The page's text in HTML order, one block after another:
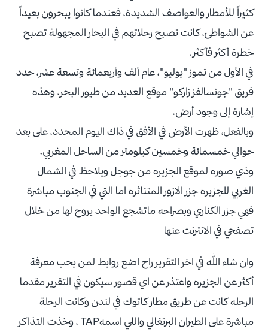
كثيراً للأمطار والعواصف الشديدة، فعندما كانوا يبحرون بعيداً
عن الشواطئ، كانت تصبح رحلاتهم في البحار المجهولة تصبح
خطرة أكثر فأكثر.
في الأول من تموز "يوليو"، عام ألف وأربعمائة وتسعة عشر، حدد
فريق "جونسالفز زاركو" موقع العديد من طيور البحر، وهذه
إشارة إلى وجود أرض.
وبالفعل، ظهرت الأرض في الأفق في ذاك اليوم المحدد، على بعد
حوالي خمسمائة وخمسين كيلومتر من الساحل المغربي.
وذي صوره لموقع الجزيره من جوجل ويلاحظ في الشمال
الغربي للجزيره جزر الازور المتناثره اما التي في الجنوب مباشرة
فهي جزر الكناري وبصراحه ماتشجع الواحد يروح لها من خلال
تصفحي في الانترنت عنها
وان شاء الله في اخر التقرير راح اضع روابط لمن يحب معرفة
أكثر عن الجزيره واعتذر عن اي قصور سيكون في التقرير مقدما
الرحله كانت عن طريق مطار كاتوك في لندن وكانت الرحلة
مباشرة على الطيران البرتغالي واللي اسمهTAP ، وخذت التذاكر